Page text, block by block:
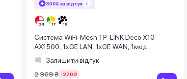
300₴ за відгук
Система WiFi-Mesh TP-LINK Deco X10
AX1500, 1xGE LAN, 1xGE WAN, 1мод
Залишити відгук
2 969 ₴ -270 ₴